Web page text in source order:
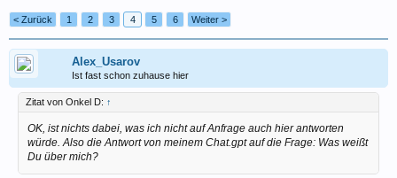
< Zurück 1 2 3 4 5 6 Weiter >
Alex_Usarov
Ist fast schon zuhause hier
Zitat von Onkel D: ↑
OK, ist nichts dabei, was ich nicht auf Anfrage auch hier antworten
würde. Also die Antwort von meinem Chat.gpt auf die Frage: Was weißt
Du über mich?